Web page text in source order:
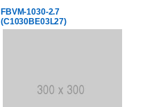
FBVM-1030-2.7
(C1030BE03L27)